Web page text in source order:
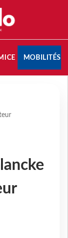
MOBILITÉS